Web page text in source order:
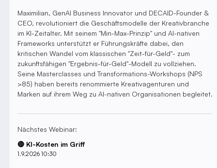
Maximilian, GenAI Business Innovator und DECAID-Founder &
CEO, revolutioniert die Geschäftsmodelle der Kreativbranche
im KI-Zeitalter. Mit seinem "Min-Max-Prinzip" und AI-nativen
Frameworks unterstützt er Führungskräfte dabei, den
kritischen Wandel vom klassischen "Zeit-für-Geld"- zum
zukunftsfähigen "Ergebnis-für-Geld"-Modell zu vollziehen.
Seine Masterclasses und Transformations-Workshops (NPS
>85) haben bereits renommierte Kreativagenturen und
Marken auf ihrem Weg zu AI-nativen Organisationen begleitet.
Nächstes Webinar:
🔴 KI-Kosten im Griff
1.9.2026 10:30